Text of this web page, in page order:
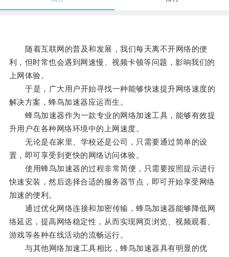
随着互联网的普及和发展，我们每天离不开网络的便
利，但时常也会遇到网速慢、视频卡顿等问题，影响我们的
上网体验。
于是，广大用户开始寻找一种能够快速提升网络速度的
解决方案，蜂鸟加速器应运而生。
蜂鸟加速器作为一款专业的网络加速工具，能够有效提
升用户在各种网络环境中的上网速度。
无论是在家里、学校还是公司，只需要通过简单的设
置，即可享受到更快的网络访问体验。
使用蜂鸟加速器的过程非常简便，只需要按照提示进行
快速安装，然后选择合适的服务器节点，即可开始享受网络
加速的便利。
通过优化网络连接和加密传输，蜂鸟加速器能够降低网
络延迟，提高网络稳定性，从而实现网页浏览、视频观看、
游戏等各种在线活动的流畅运行。
与其他网络加速工具相比，蜂鸟加速器具有明显的优